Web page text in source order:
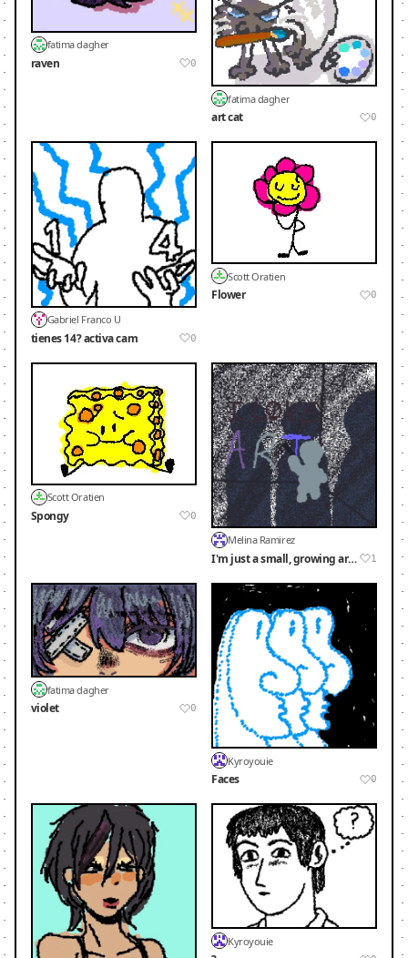
fatima dagher
raven 0
fatima dagher
art cat 0
Gabriel Franco U
tienes 14? activa cam 0
Scott Oratien
Flower 0
Scott Oratien
Spongy 0
Melina Ramirez
I'm just a small, growing artist. 1
fatima dagher
violet 0
Kyroyouie
Faces 0
Kyroyouie